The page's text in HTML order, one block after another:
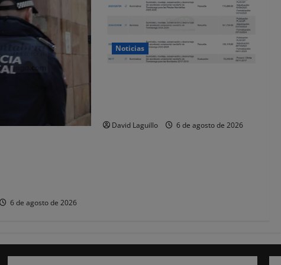
6 de agosto de 2026
Noticias
David Laguillo 6 de agosto de 2026